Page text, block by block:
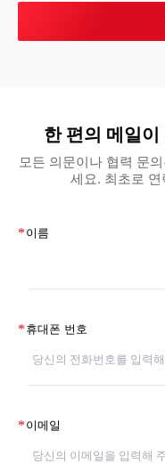
한 편의 메일
모든 의문이나 협력 문
세요. 최초로
*이름
*휴대폰 번호
*이메일